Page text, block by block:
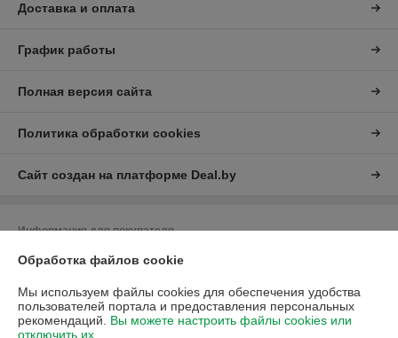
Доставка и оплата
График работы
Полная версия сайта
Политика обработки cookies
Сайт создан на платформе Deal.by
Информация для покупателя
Юридическое лицо:ЧУП "Либра"
Регистрационный номер ЕГР: 690033361
УНП: 690033361
Обработка файлов cookie
Мы используем файлы cookies для обеспечения удобства
пользователей портала и предоставления персональных
рекомендаций. Вы можете настроить файлы cookies или
отключить их.